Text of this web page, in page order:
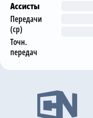
Ассисты
Передачи
(ср)
Точн.
передач
Последние матчи